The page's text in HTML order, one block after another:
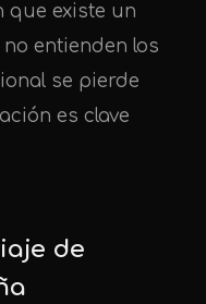
que existe un
entienden los
se pierde
es clave
de